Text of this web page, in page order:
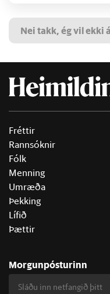
Nei takk, ég vil ekki
Fréttir
Rannsóknir
Fólk
Menning
Umræða
Þekking
Lífið
Þættir
Morgunpósturinn